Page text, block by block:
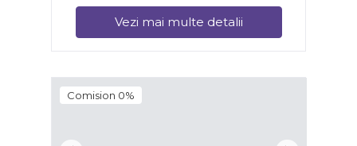
Vezi mai multe detalii
Comision 0%